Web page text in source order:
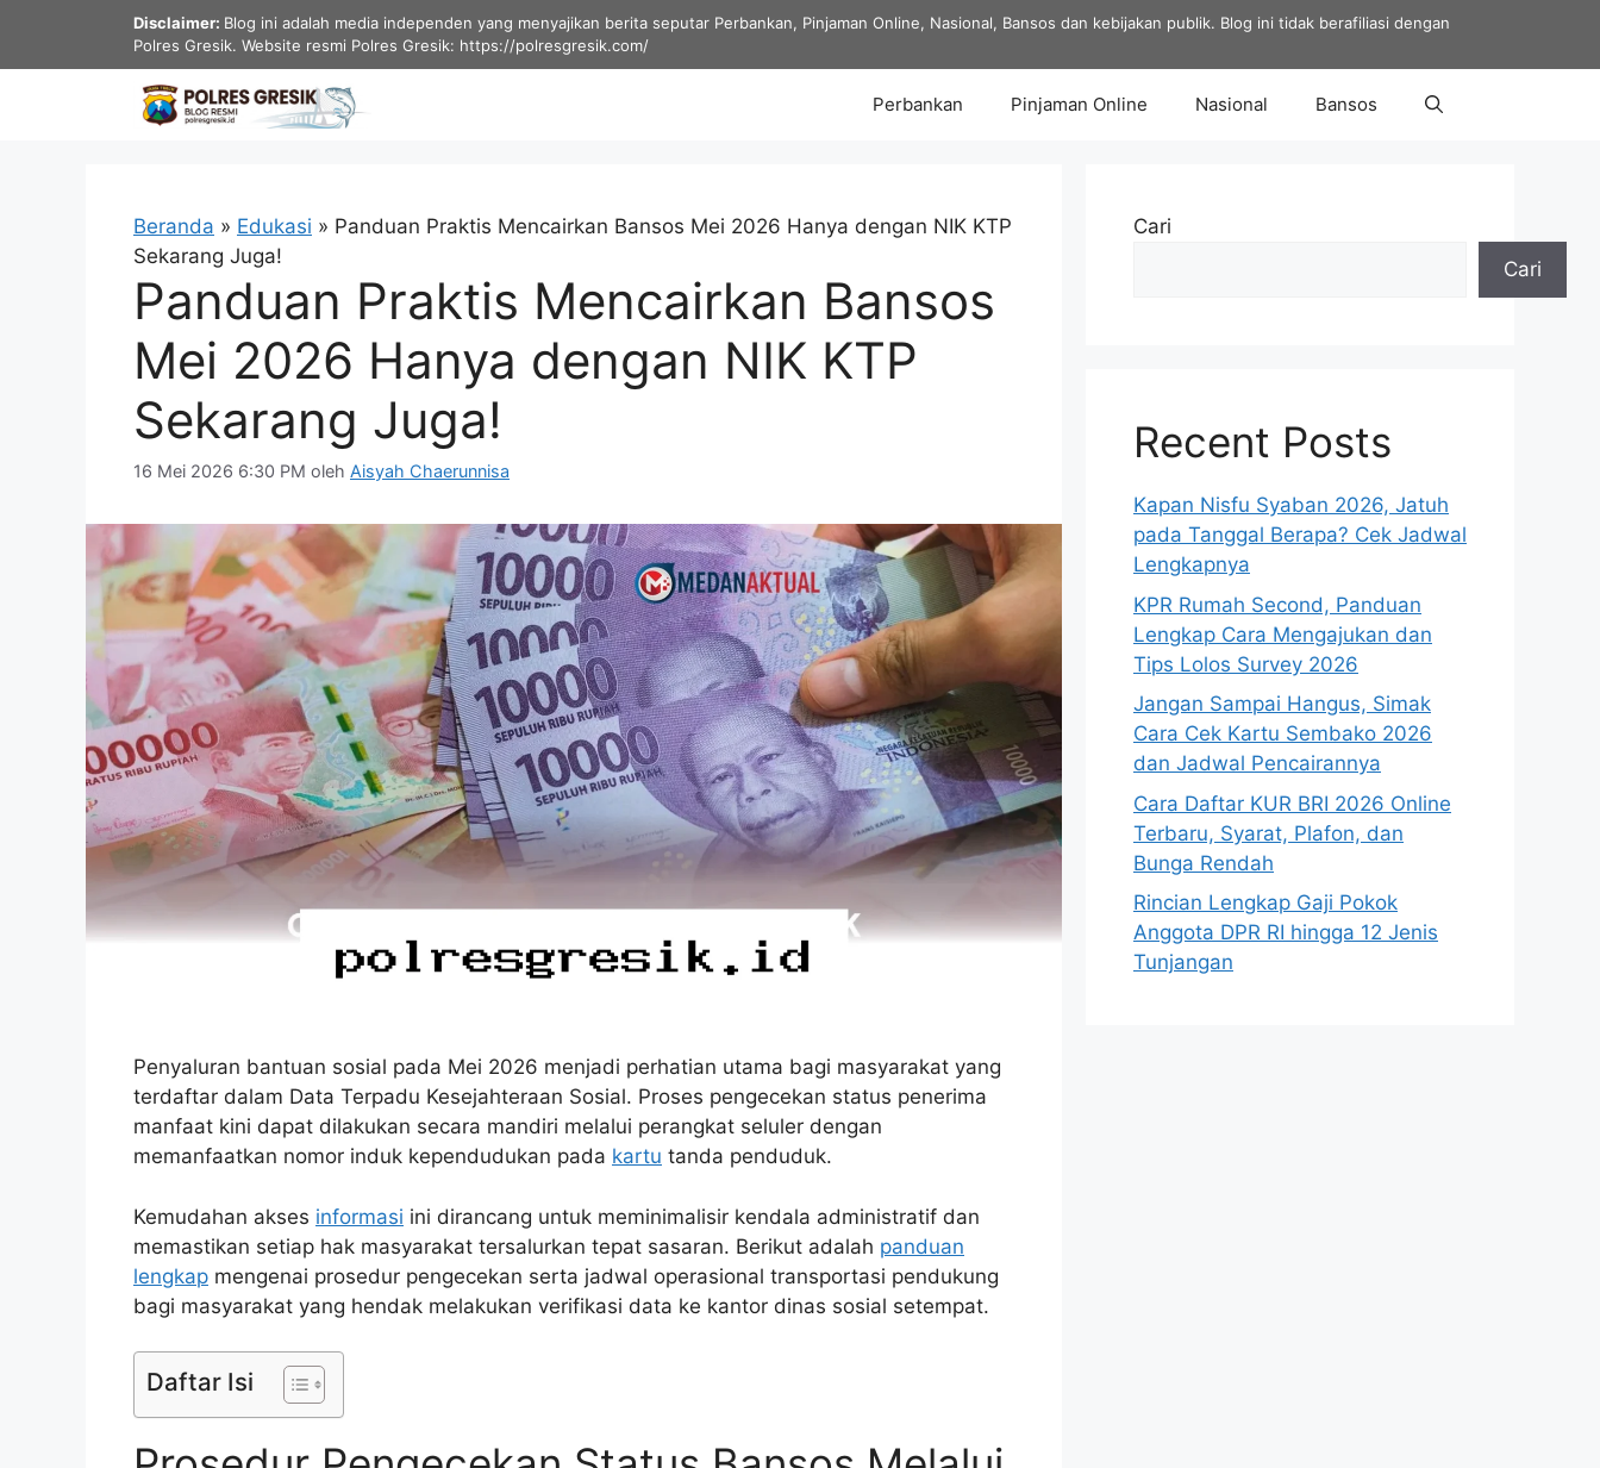
isi
Disclaimer: Blog ini adalah media independen yang menyajikan berita seputar Perbankan, Pinjaman Online, Nasional, Bansos dan kebijakan publik. Blog ini tidak berafiliasi dengan
Polres Gresik. Website resmi Polres Gresik: https://polresgresik.com/
Perbankan Pinjaman Online Nasional Bansos
Beranda » Edukasi » Panduan Praktis Mencairkan Bansos Mei 2026 Hanya dengan NIK KTP
Sekarang Juga!
Panduan Praktis Mencairkan Bansos
Mei 2026 Hanya dengan NIK KTP
Sekarang Juga!
16 Mei 2026 6:30 PM oleh Aisyah Chaerunnisa
Penyaluran bantuan sosial pada Mei 2026 menjadi perhatian utama bagi masyarakat yang
terdaftar dalam Data Terpadu Kesejahteraan Sosial. Proses pengecekan status penerima
manfaat kini dapat dilakukan secara mandiri melalui perangkat seluler dengan
memanfaatkan nomor induk kependudukan pada kartu tanda penduduk.
Kemudahan akses informasi ini dirancang untuk meminimalisir kendala administratif dan
memastikan setiap hak masyarakat tersalurkan tepat sasaran. Berikut adalah panduan
lengkap mengenai prosedur pengecekan serta jadwal operasional transportasi pendukung
bagi masyarakat yang hendak melakukan verifikasi data ke kantor dinas sosial setempat.
Daftar Isi
Cari
Cari
Recent Posts
Kapan Nisfu Syaban 2026, Jatuh
pada Tanggal Berapa? Cek Jadwal
Lengkapnya
KPR Rumah Second, Panduan
Lengkap Cara Mengajukan dan
Tips Lolos Survey 2026
Jangan Sampai Hangus, Simak
Cara Cek Kartu Sembako 2026
dan Jadwal Pencairannya
Cara Daftar KUR BRI 2026 Online
Terbaru, Syarat, Plafon, dan
Bunga Rendah
Rincian Lengkap Gaji Pokok
Anggota DPR RI hingga 12 Jenis
Tunjangan